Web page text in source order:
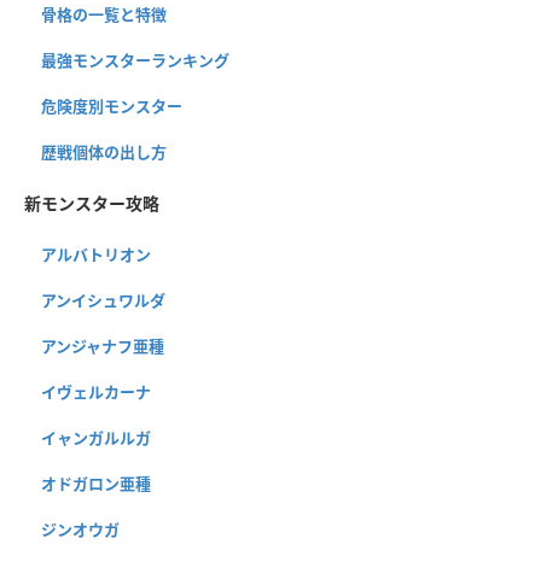
骨格の一覧と特徴
最強モンスターランキング
危険度別モンスター
歴戦個体の出し方
新モンスター攻略
アルバトリオン
アンイシュワルダ
アンジャナフ亜種
イヴェルカーナ
イャンガルルガ
オドガロン亜種
ジンオウガ